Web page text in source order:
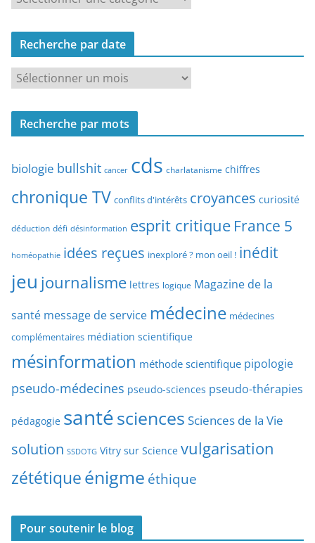
c
e
e
a
y
e
d
’
a
i
c
e
Recherche par date
c
r
h
p
a
t
e
Recherche par mots
biologie bullshit cancer cds charlatanisme chiffres
chronique TV conflits d'intérêts croyances curiosité
déduction défi désinformation esprit critique France 5
homéopathie idées reçues inexploré ? mon oeil ! inédit
jeu journalisme lettres logique Magazine de la
santé message de service médecine médecines
complémentaires médiation scientifique
mésinformation méthode scientifique pipologie
pseudo-médecines pseudo-sciences pseudo-thérapies
pédagogie santésciences Sciences de la Vie
solution SSDOTG Vitry sur Science vulgarisation
zététiqueénigme éthique
Pour soutenir le blog